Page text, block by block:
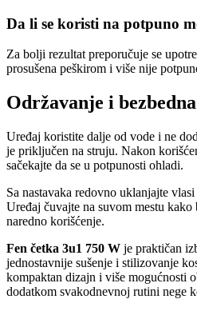
Da li se koristi na potpuno
Za bolji rezultat preporučuje se
prosušena peškirom i više nije
Održavanje i
Uređaj koristite dalje od vode i ne
je priključen na struju. Nakon
sačekajte da se u potpunosti ohladi.
Sa nastavaka redovno uklanjajte
Uređaj čuvajte na suvom mestu kako
naredno korišćenje.
Fen četka 3u1 750 W je praktičan
jednostavnije sušenje i stilizovanje
kompaktan dizajn i više mogućnosti
dodatkom svakodnevnoj rutini nege